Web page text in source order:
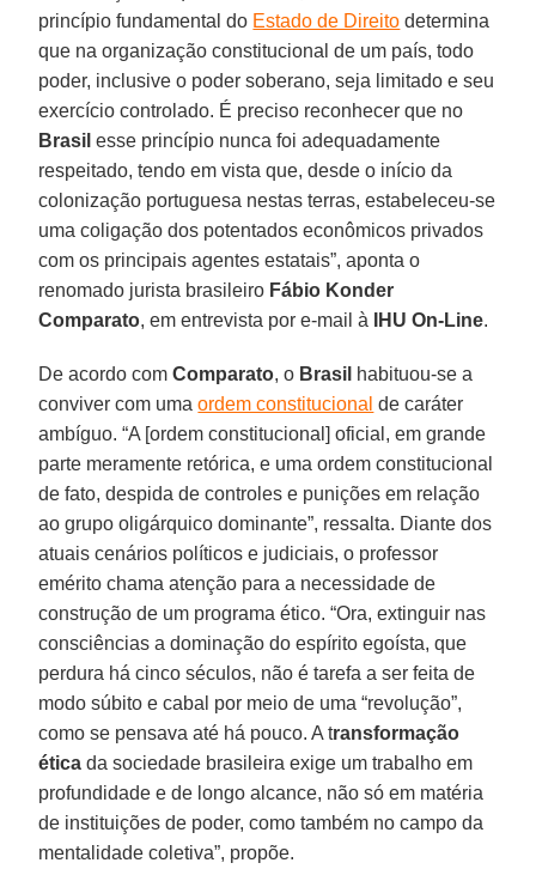
princípio fundamental do Estado de Direito determina
que na organização constitucional de um país, todo
poder, inclusive o poder soberano, seja limitado e seu
exercício controlado. É preciso reconhecer que no
Brasil esse princípio nunca foi adequadamente
respeitado, tendo em vista que, desde o início da
colonização portuguesa nestas terras, estabeleceu-se
uma coligação dos potentados econômicos privados
com os principais agentes estatais”, aponta o
renomado jurista brasileiro Fábio Konder
Comparato, em entrevista por e-mail à IHU On-Line.
De acordo comComparato, o Brasil habituou-se a
conviver com umaordem constitucional de caráter
ambíguo. “A [ordem constitucional] oficial, em grande
parte meramente retórica, e uma ordem constitucional
de fato, despida de controles e punições em relação
ao grupo oligárquico dominante”, ressalta. Diante dos
atuais cenários políticos e judiciais, o professor
emérito chama atenção para a necessidade de
construção de um programa ético. “Ora, extinguir nas
consciências a dominação do espírito egoísta, que
perdura há cinco séculos, não é tarefa a ser feita de
modo súbito e cabal por meio de uma “revolução”,
como se pensava até há pouco. A transformação
ética da sociedade brasileira exige um trabalho em
profundidade e de longo alcance, não só em matéria
de instituições de poder, como também no campo da
mentalidade coletiva”, propõe.